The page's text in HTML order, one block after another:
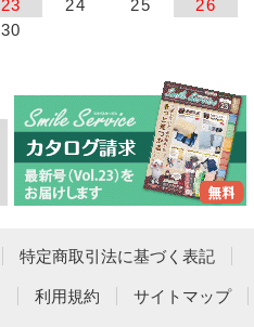
23 24 25
26
30
特定商取引法に基づく表記
利用規約 サイトマップ